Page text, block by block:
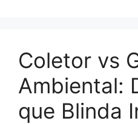
Coletor vs
Ambiental:
que Blinda